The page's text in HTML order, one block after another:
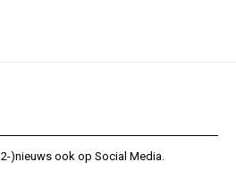
)nieuws ook op Social Media.